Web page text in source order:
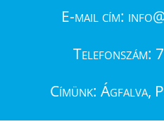
E-mail cím:
Telefonszám:
Címünk: Ágfalva,